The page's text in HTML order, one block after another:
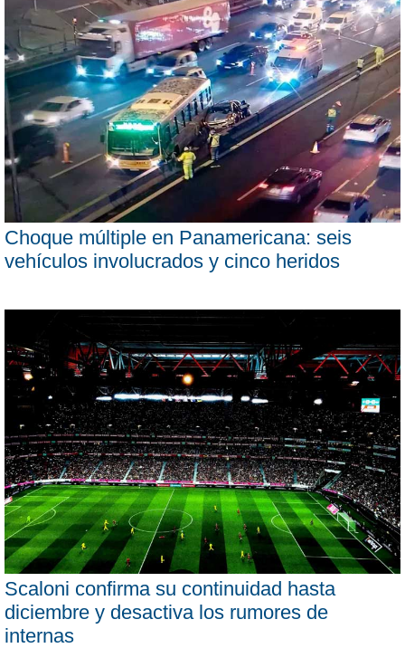
Choque múltiple en Panamericana: seis
vehículos involucrados y cinco heridos
Scaloni confirma su continuidad hasta
diciembre y desactiva los rumores de
internas